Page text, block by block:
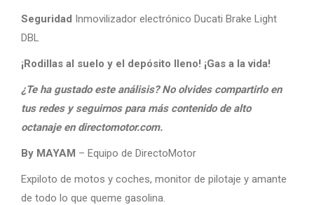
Seguridad Inmovilizador electrónico Ducati Brake Light
DBL
¡Rodillas al suelo y el depósito lleno! ¡Gas a la vida!
¿Te ha gustado este análisis? No olvides compartirlo en
tus redes y seguirnos para más contenido de alto
octanaje en directomotor.com.
By MAYAM – Equipo de DirectoMotor
Expiloto de motos y coches, monitor de pilotaje y amante
de todo lo que queme gasolina.